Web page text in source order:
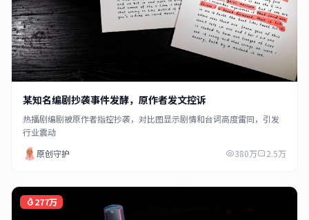
某知名编剧抄袭事件发酵，原作者发文控诉
热播剧编剧被原作者指控抄袭，对比图显示剧情和台词高度雷同，引发
行业震动
原创守护
380万 2.5万
277万